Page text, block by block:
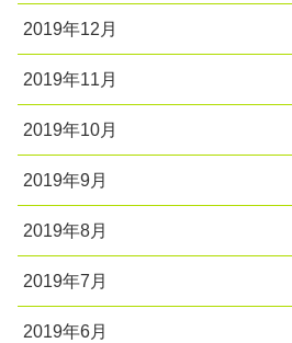
2019年12月
2019年11月
2019年10月
2019年9月
2019年8月
2019年7月
2019年6月